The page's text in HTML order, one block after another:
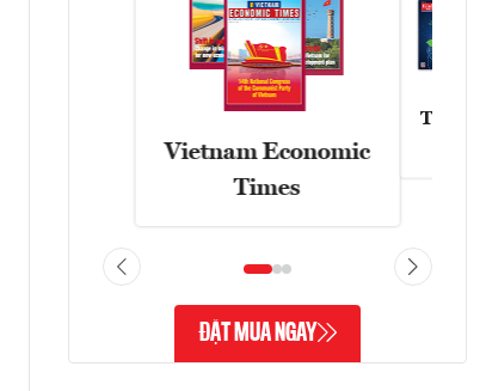
Vietnam Economic
Times
Tạp
ĐẶT MUA NGAY